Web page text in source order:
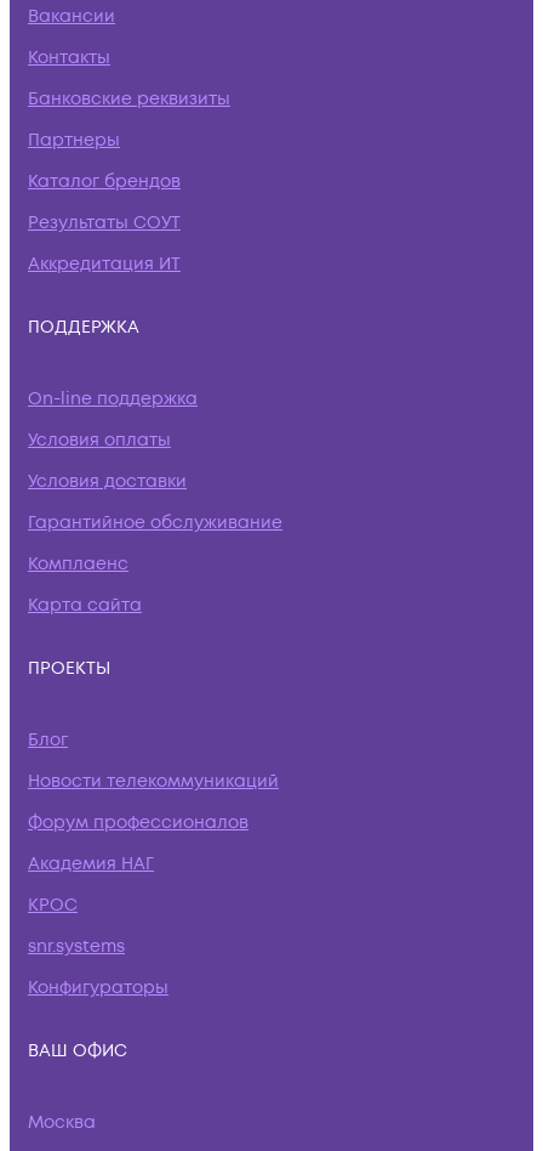
Вакансии
Контакты
Банковские реквизиты
Партнеры
Каталог брендов
Результаты СОУТ
Аккредитация ИТ
ПОДДЕРЖКА
On-line поддержка
Условия оплаты
Условия доставки
Гарантийное обслуживание
Комплаенс
Карта сайта
ПРОЕКТЫ
Блог
Новости телекоммуникаций
Форум профессионалов
Академия НАГ
КРОС
snr.systems
Конфигураторы
ВАШ ОФИС
Москва